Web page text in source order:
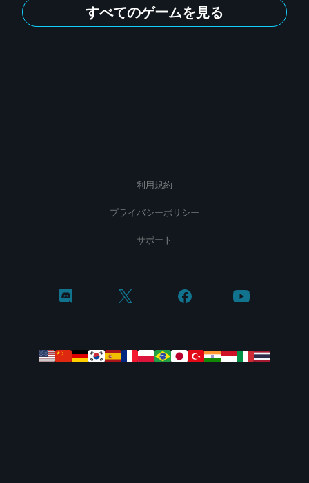
すべてのゲームを見る
利用規約
プライバシーポリシー
サポート